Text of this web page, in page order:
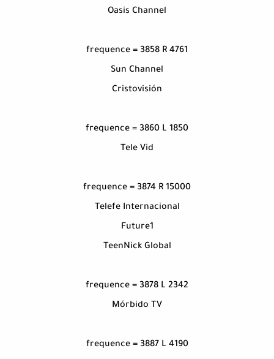
Oasis Channel
frequence = 3858 R 4761
Sun Channel
Cristovisión
frequence = 3860 L 1850
Tele Vid
frequence = 3874 R 15000
Telefe Internacional
Future1
TeenNick Global
frequence = 3878 L 2342
Mórbido TV
frequence = 3887 L 4190